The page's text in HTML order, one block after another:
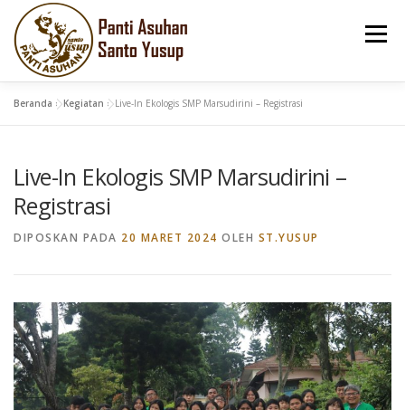
Lompat
konten
Menu
GALLERY HUBUNGI KAMI DONASI
Beranda »Kegiatan »Live-In Ekologis SMP Marsudirini – Registrasi
Live-In Ekologis SMP Marsudirini –
Registrasi
DIPOSKAN PADA 20 MARET 2024 OLEH ST.YUSUP